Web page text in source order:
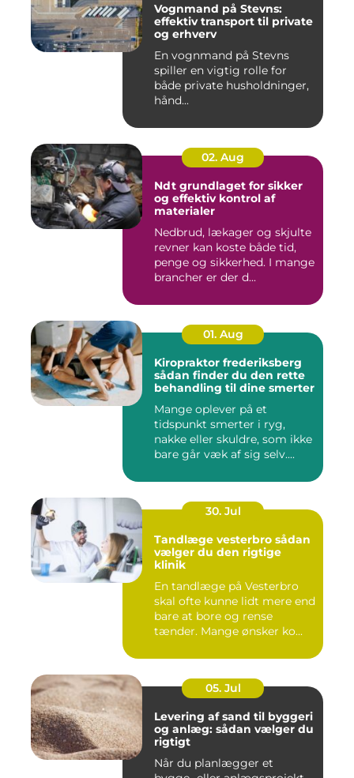
Vognmand på Stevns:
effektiv transport til private
og erhverv
En vognmand på Stevns
spiller en vigtig rolle for
både private husholdninger,
hånd...
02. Aug
Ndt grundlaget for sikker
og effektiv kontrol af
materialer
Nedbrud, lækager og skjulte
revner kan koste både tid,
penge og sikkerhed. I mange
brancher er der d...
01. Aug
Kiropraktor frederiksberg
sådan finder du den rette
behandling til dine smerter
Mange oplever på et
tidspunkt smerter i ryg,
nakke eller skuldre, som ikke
bare går væk af sig selv....
30. Jul
Tandlæge vesterbro sådan
vælger du den rigtige
klinik
En tandlæge på Vesterbro
skal ofte kunne lidt mere end
bare at bore og rense
tænder. Mange ønsker ko...
05. Jul
Levering af sand til byggeri
og anlæg: sådan vælger du
rigtigt
Når du planlægger et